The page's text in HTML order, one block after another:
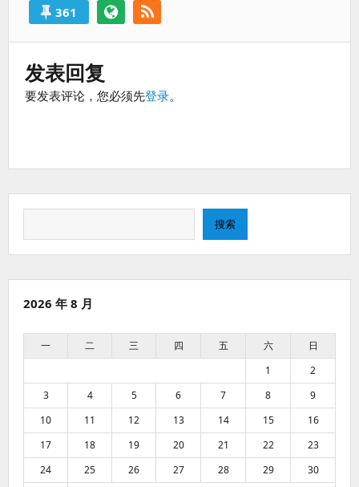
361
发表回复
要发表评论，您必须先登录。
搜索
2026 年 8 月
一 二 三 四 五 六
日
1
2
3
4 5 6 7 8
9
10
11 12 13 14 15
16
17
18 19 20 21 22
23
24
25 26 27 28 29
30